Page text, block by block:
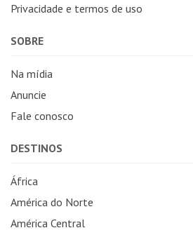
Privacidade e termos de uso
SOBRE
Na mídia
Anuncie
Fale conosco
DESTINOS
África
América do Norte
América Central